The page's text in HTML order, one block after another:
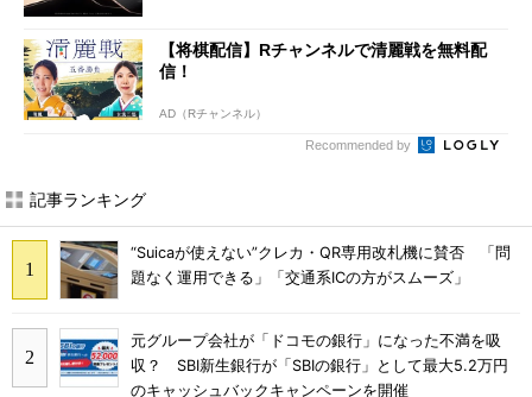
【将棋配信】Rチャンネルで清麗戦を無料配
信！
AD（Rチャンネル）
Recommended by
記事ランキング
“Suicaが使えない”クレカ・QR専用改札機に賛否 「問
題なく運用できる」「交通系ICの方がスムーズ」
元グループ会社が「ドコモの銀行」になった不満を吸
収？ SBI新生銀行が「SBIの銀行」として最大5.2万円
のキャッシュバックキャンペーンを開催